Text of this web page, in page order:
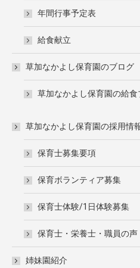
年間行事予定表
給食献立
草加なかよし保育園のブログ
草加なかよし保育園の給食
草加なかよし保育園の採用情
保育士募集要項
保育ボランティア募集
保育士体験/1日体験募集
保育士・栄養士・職員の声
姉妹園紹介